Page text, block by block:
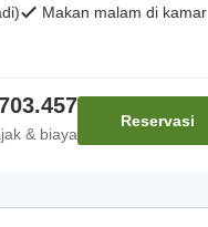
Makan malam di kamar
& biaya
Reservasi